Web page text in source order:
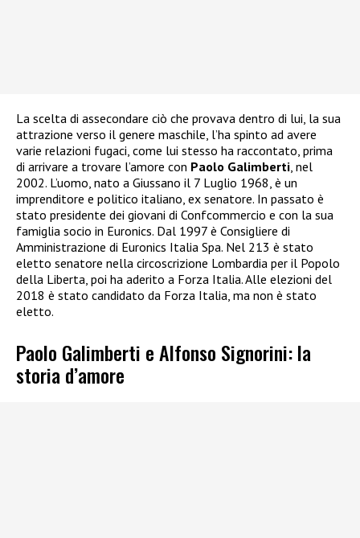
La scelta di assecondare ciò che provava dentro di lui, la sua
attrazione verso il genere maschile, l’ha spinto ad avere
varie relazioni fugaci, come lui stesso ha raccontato, prima
di arrivare a trovare l’amore con Paolo Galimberti, nel
2002. L’uomo, nato a Giussano il 7 Luglio 1968, è un
imprenditore e politico italiano, ex senatore. In passato è
stato presidente dei giovani di Confcommercio e con la sua
famiglia socio in Euronics. Dal 1997 è Consigliere di
Amministrazione di Euronics Italia Spa. Nel 213 è stato
eletto senatore nella circoscrizione Lombardia per il Popolo
della Liberta, poi ha aderito a Forza Italia. Alle elezioni del
2018 è stato candidato da Forza Italia, ma non è stato
eletto.
Paolo Galimberti e Alfonso Signorini: la
storia d’amore